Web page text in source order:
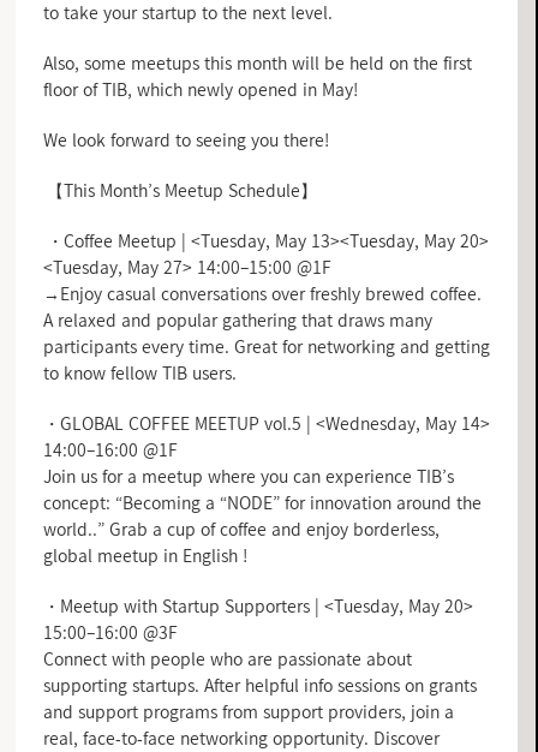
to take your startup to the next level.
Also, some meetups this month will be held on the first
floor of TIB, which newly opened in May!
We look forward to seeing you there!
【This Month’s Meetup Schedule】
・Coffee Meetup | <Tuesday, May 13><Tuesday, May 20>
<Tuesday, May 27> 14:00–15:00 @1F
→Enjoy casual conversations over freshly brewed coffee.
A relaxed and popular gathering that draws many
participants every time. Great for networking and getting
to know fellow TIB users.
・GLOBAL COFFEE MEETUP vol.5 | <Wednesday, May 14>
14:00–16:00 @1F
Join us for a meetup where you can experience TIB’s
concept: “Becoming a “NODE” for innovation around the
world..” Grab a cup of coffee and enjoy borderless,
global meetup in English !
・Meetup with Startup Supporters | <Tuesday, May 20>
15:00–16:00 @3F
Connect with people who are passionate about
supporting startups. After helpful info sessions on grants
and support programs from support providers, join a
real, face-to-face networking opportunity. Discover